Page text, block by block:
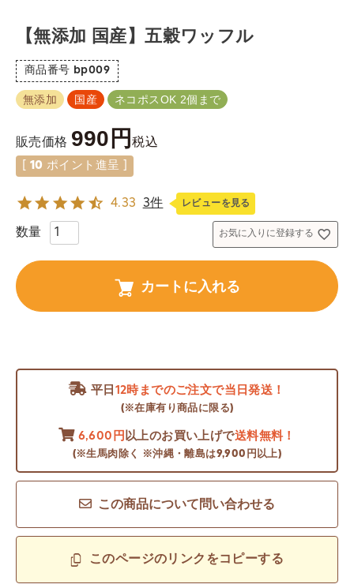
【無添加 国産】五穀ワッフル
商品番号 bp009
無添加 国産 ネコポスOK 2個まで
販売価格 990 税込
10 ポイント進呈 ]
4.33 3件 レビューを見る
お気に入りに登録する
カートに入れる
平日 12時までのご注文で当日発送！
(※在庫有り商品に限る)
6,600円 以上のお買い上げで送料無料！
(※生馬肉除く ※沖縄・離島は9,900円以上)
この商品について問い合わせる
このページのリンクをコピーする